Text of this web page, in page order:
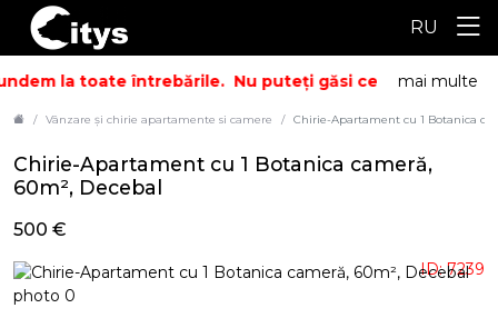
RU
la toate întrebările. Nu puteți găsi ceea ce căutați?
mai multe
Vânzare și chirie apartamente si camere Chirie-Apartament cu 1 Botanica
Chirie-Apartament cu 1 Botanica cameră,
60m², Decebal
ID: 7239
500 €